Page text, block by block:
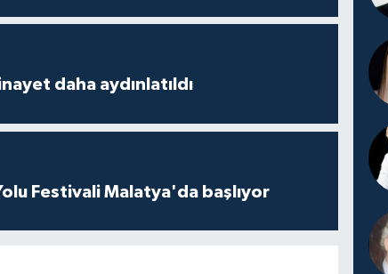
daha aydınlatıldı
Festivali Malatya'da başlıyor